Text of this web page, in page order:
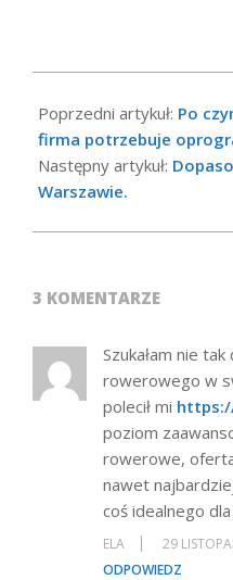
11-
21
Poprzedni artykuł: Po
firma potrzebuje
Następny artykuł:
Warszawie.
3 KOMENTARZE
Szukałam nie
rowerowego w
polecił mi
poziom
rowerowe,
nawet
coś idealnego
ELA 29
ODPOWIEDZ